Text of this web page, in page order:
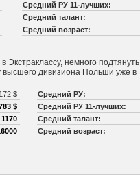
Средний РУ 11-лучших:
Средний талант:
Средний возраст:
Экстраклассу, немного подтянуть
высшего дивизиона Польши уже в
$
$
1170
Средний РУ:
Средний РУ 11-лучших:
Средний талант:
Средний возраст: